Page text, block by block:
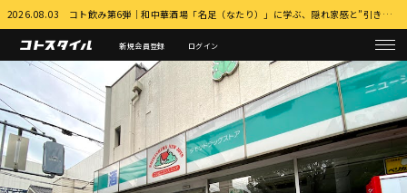
2026.08.03 コト飲み第6弾｜和中華酒場「名足（なたり）」に学ぶ、隠れ家感と”引き算”の店づくり 詳細はこちら
新規会員登録 ログイン